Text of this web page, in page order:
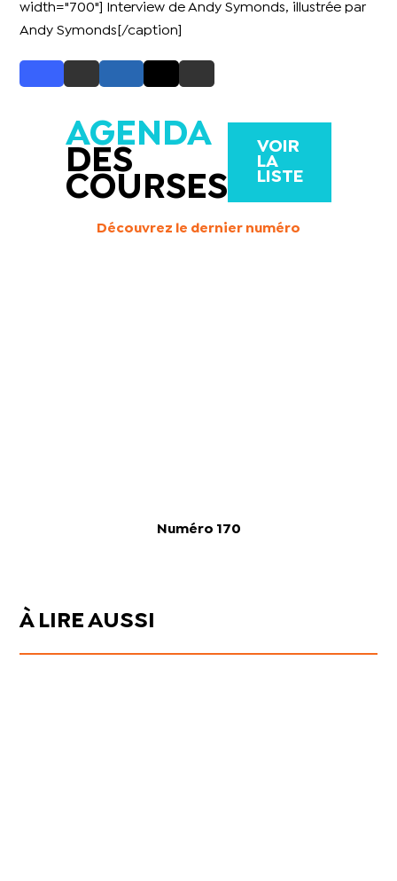
width="700"]
Interview de Andy Symonds, illustrée par
Andy Symonds[/caption]
AGENDA
DES
COURSES
VOIR
LA
LISTE
Découvrez le dernier numéro
Numéro 170
À LIRE AUSSI